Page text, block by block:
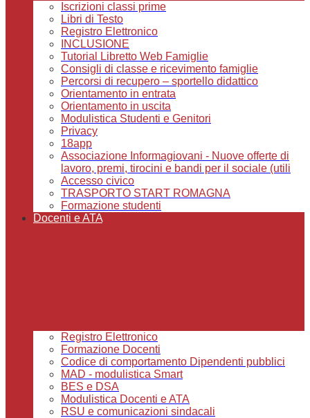
Iscrizioni classi prime
Libri di Testo
Registro Elettronico
INCLUSIONE
Tutorial Libretto Web Famiglie
Consigli di classe e ricevimento famiglie
Percorsi di recupero – sportello didattico
Orientamento in entrata
Orientamento in uscita
Modulistica Studenti e Genitori
Privacy
18app
Associazione Informagiovani - Nuove offerte di
lavoro, premi, tirocini e bandi per il sociale (utili
Accesso civico
TRASPORTO START ROMAGNA
Formazione studenti
Docenti e ATA
Registro Elettronico
Formazione Docenti
Codice di comportamento Dipendenti pubblici
MAD - modulistica Smart
BES e DSA
Modulistica Docenti e ATA
RSU e comunicazioni sindacali